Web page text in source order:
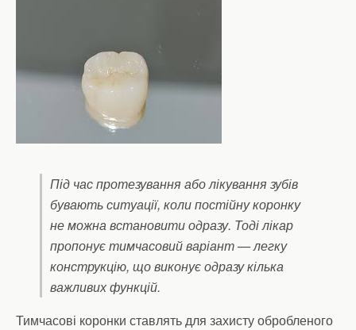
Під час протезування або лікування зубів
бувають ситуації, коли постійну коронку
не можна встановити одразу. Тоді лікар
пропонує тимчасовий варіант — легку
конструкцію, що виконує одразу кілька
важливих функцій.
Тимчасові коронки ставлять для захисту обробленого